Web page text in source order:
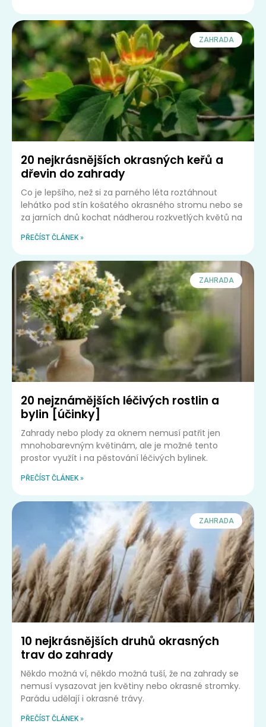
ZAHRADA
20 nejkrásnějších okrasných keřů a
dřevin do zahrady
Co je lepšího, než si za parného léta roztáhnout
lehátko pod stín košatého okrasného stromu nebo se
za jarních dnů kochat nádherou rozkvetlých květů na
PŘEČÍST ČLÁNEK »
ZAHRADA
20 nejznámějších léčivých rostlin a
bylin [účinky]
Zahrady nebo plody za oknem nemusí patřit jen
mnohobarevným květinám, ale je možné tento
prostor využít i na pěstování léčivých bylinek.
PŘEČÍST ČLÁNEK »
ZAHRADA
10 nejkrásnějších druhů okrasných
trav do zahrady
Někdo možná ví, někdo možná tuší, že na zahrady se
nemusí vysazovat jen květiny nebo okrasné stromky.
Parádu udělají i okrasné trávy.
PŘEČÍST ČLÁNEK »